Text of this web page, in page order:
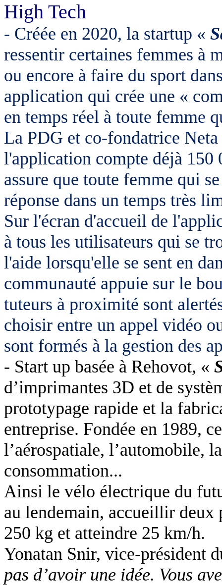
High Tech
- Créée en 2020, la startup «
ressentir certaines femmes à
ou encore à faire du sport
application qui crée une «
en temps réel à toute femme
La PDG et co-fondatrice
l'application compte déjà 150
assure que toute femme qui
réponse dans un temps très
Sur l'écran d'accueil de
à tous les utilisateurs qui se
l'aide lorsqu'elle se sent en
communauté appuie sur le
tuteurs à proximité sont
choisir entre un appel vidéo
sont formés à la gestion des
- Start up basée à Rehovot, «
d’imprimantes 3D et de
prototypage rapide et la
entreprise. Fondée en 1989,
l’aérospatiale, l’automobile,
consommation...
Ainsi le vélo électrique du
au lendemain, accueillir deux
250 kg et atteindre 25 km/h.
Yonatan Snir, vice-président
pas d’avoir une idée. Vous